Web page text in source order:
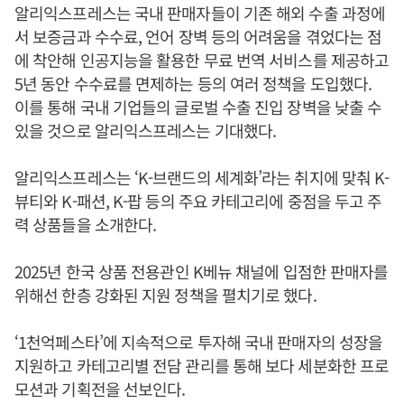
알리익스프레스는 국내 판매자들이 기존 해외 수출 과정에
서 보증금과 수수료, 언어 장벽 등의 어려움을 겪었다는 점
에 착안해 인공지능을 활용한 무료 번역 서비스를 제공하고
5년 동안 수수료를 면제하는 등의 여러 정책을 도입했다.
이를 통해 국내 기업들의 글로벌 수출 진입 장벽을 낮출 수
있을 것으로 알리익스프레스는 기대했다.
알리익스프레스는 ‘K-브랜드의 세계화’라는 취지에 맞춰 K-
뷰티와 K-패션, K-팝 등의 주요 카테고리에 중점을 두고 주
력 상품들을 소개한다.
2025년 한국 상품 전용관인 K베뉴 채널에 입점한 판매자를
위해선 한층 강화된 지원 정책을 펼치기로 했다.
‘1천억페스타’에 지속적으로 투자해 국내 판매자의 성장을
지원하고 카테고리별 전담 관리를 통해 보다 세분화한 프로
모션과 기획전을 선보인다.